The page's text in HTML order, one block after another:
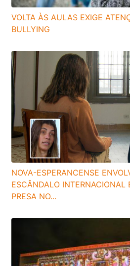
VOLTA ÀS AULAS EXIGE
BULLYING
NOVA-ESPERANCENSE
ESCÂNDALO INTERNACIONAL
PRESA NO...